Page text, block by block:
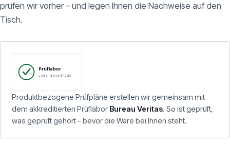
prüfen wir vorher – und legen Ihnen die Nachweise auf den
Tisch.
Produktbezogene Prüfpläne erstellen wir gemeinsam mit
dem akkreditierten Prüflabor Bureau Veritas. So ist geprüft,
was geprüft gehört – bevor die Ware bei Ihnen steht.